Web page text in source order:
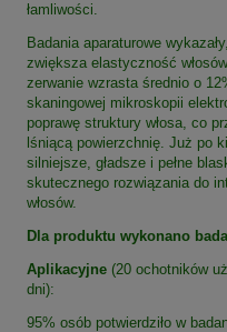
łamliwości.
Badania aparaturowe
zwiększa elastyczność
zerwanie wzrasta średnio o
skaningowej mikroskopii
poprawę struktury włosa, co
lśniącą powierzchnię. Już po
silniejsze, gładsze i pełne
skutecznego rozwiązania do
włosów.
Dla produktu wykonano
Aplikacyjne (20 ochotników
dni):
95% osób potwierdziło w